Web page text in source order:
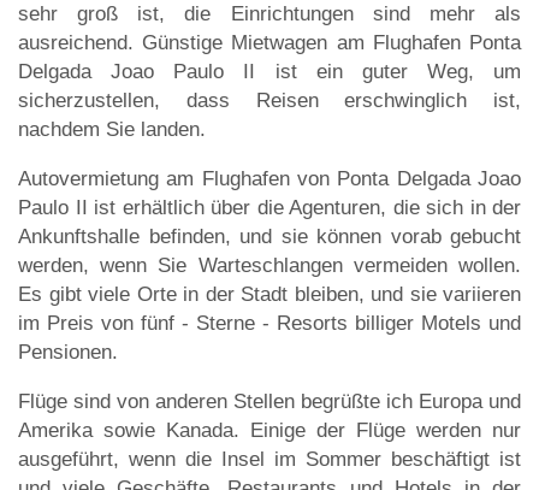
sehr groß ist, die Einrichtungen sind mehr als
ausreichend. Günstige Mietwagen am Flughafen Ponta
Delgada Joao Paulo II ist ein guter Weg, um
sicherzustellen, dass Reisen erschwinglich ist,
nachdem Sie landen.
Autovermietung am Flughafen von Ponta Delgada Joao
Paulo II ist erhältlich über die Agenturen, die sich in der
Ankunftshalle befinden, und sie können vorab gebucht
werden, wenn Sie Warteschlangen vermeiden wollen.
Es gibt viele Orte in der Stadt bleiben, und sie variieren
im Preis von fünf - Sterne - Resorts billiger Motels und
Pensionen.
Flüge sind von anderen Stellen begrüßte ich Europa und
Amerika sowie Kanada. Einige der Flüge werden nur
ausgeführt, wenn die Insel im Sommer beschäftigt ist